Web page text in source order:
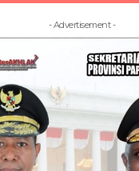
- Advertisement -